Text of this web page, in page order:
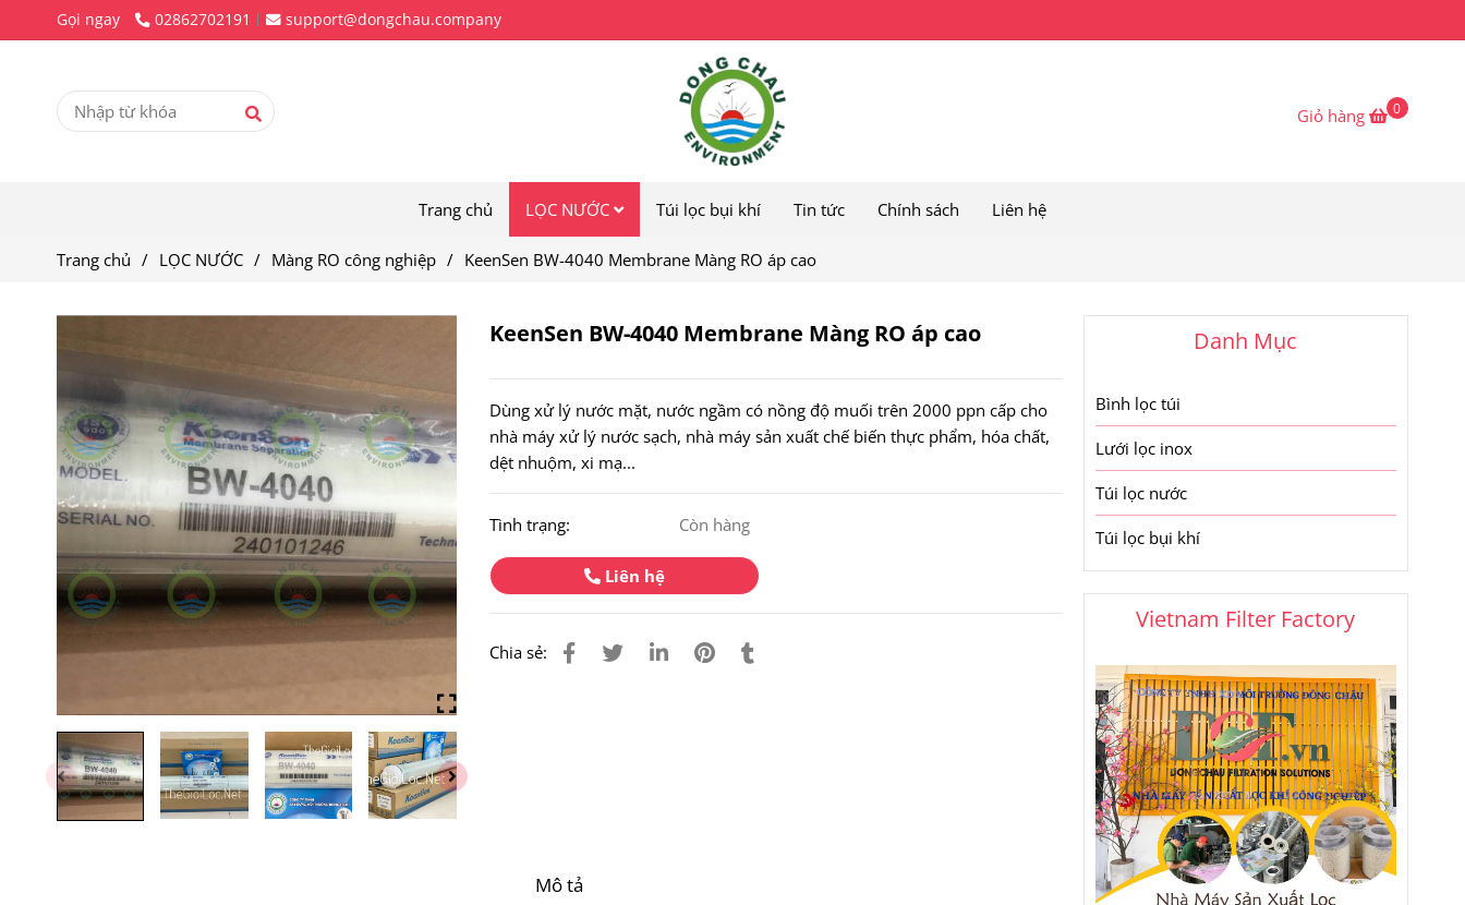
Gọi ngay 02862702191 support@dongchau.company
Giỏ hàng 0
Trang chủ LỌC NƯỚC Túi lọc bụi khí Tin tức Chính sách Liên hệ
Trang chủ / LỌC NƯỚC / Màng RO công nghiệp / KeenSen BW-4040 Membrane Màng RO áp cao
KeenSen BW-4040 Membrane Màng RO áp cao
Dùng xử lý nước mặt, nước ngầm có nồng độ muối trên 2000 ppn cấp cho
nhà máy xử lý nước sạch, nhà máy sản xuất chế biến thực phẩm, hóa chất,
dệt nhuộm, xi mạ...
Tình trạng: Còn hàng
Liên hệ
Chia sẻ:
Mô tả
Danh Mục
Bình lọc túi
Lưới lọc inox
Túi lọc nước
Túi lọc bụi khí
Vietnam Filter Factory